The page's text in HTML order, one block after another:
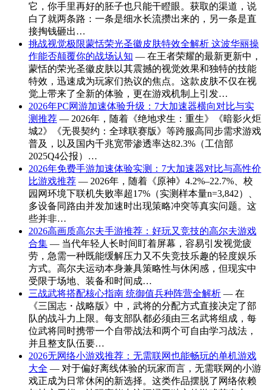
它，你手里再好的胚子也只能干瞪眼。获取的渠道，说
白了就两条路：一条是细水长流攒出来的，另一条是直
接掏钱砸出…
挑战视觉极限蒙恬荣光圣徽皮肤特效全解析 这波华丽操
作能否颠覆你的战场认知 — 在王者荣耀的最新更新中，
蒙恬的荣光圣徽皮肤以其震撼的视觉效果和独特的技能
特效，迅速成为玩家们热议的焦点。这款皮肤不仅在视
觉上带来了全新的体验，更在游戏机制上引发…
2026年PC网游加速体验升级：7大加速器横向对比与实
测推荐 — 2026年，随着《绝地求生：重生》《暗影火炬
城2》《无畏契约：全球联赛版》等跨服高同步需求游戏
普及，以及国内千兆宽带渗透率达82.3%（工信部
2025Q4公报）…
2026年免费手游加速体验实测：7大加速器对比与高性价
比游戏推荐 — 2026年，随着《原神》4.2%–22.7%、校
园网环境下联机失败率超17%（实测样本量n=3,842）、
多设备同路由并发加速时出现策略冲突等真实问题。这
些并非…
2026高画质高尔夫手游推荐：好玩又竞技的高尔夫游戏
合集 — 当代年轻人长时间盯着屏幕，容易引发视觉疲
劳，急需一种既能缓解压力又不失竞技乐趣的轻度娱乐
方式。高尔夫运动本身兼具策略性与休闲感，但现实中
受限于场地、装备和时间成…
三战武将搭配核心指南 统御值兵种阵营全解析 — 在
《三国志・战略版》中，武将的分配方式直接决定了部
队的战斗力上限。每支部队都必须由三名武将组成，每
位武将同时携带一个自带战法和两个可自由学习战法，
并且整支队伍要…
2026无网络小游戏推荐：无需联网也能畅玩的单机游戏
大全 — 对于偏好离线体验的玩家而言，无需联网的小游
戏正成为日常休闲的新选择。这类作品摆脱了网络依赖